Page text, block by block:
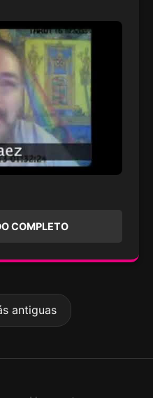
COMPLETO
antiguas